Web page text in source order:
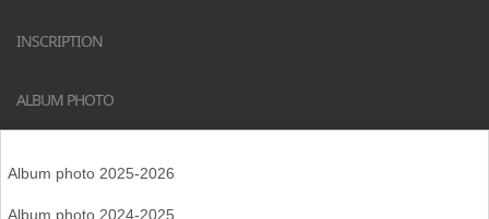
INSCRIPTION
ALBUM PHOTO
Album photo 2025-2026
Album photo 2024-2025